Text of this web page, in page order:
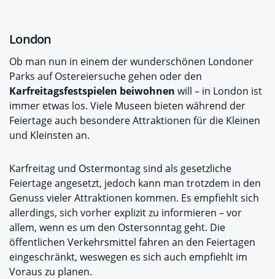
London
Ob man nun in einem der wunderschönen Londoner
Parks auf Ostereiersuche gehen oder den
Karfreitagsfestspielen beiwohnen will – in London ist
immer etwas los. Viele Museen bieten während der
Feiertage auch besondere Attraktionen für die Kleinen
und Kleinsten an.
Karfreitag und Ostermontag sind als gesetzliche
Feiertage angesetzt, jedoch kann man trotzdem in den
Genuss vieler Attraktionen kommen. Es empfiehlt sich
allerdings, sich vorher explizit zu informieren – vor
allem, wenn es um den Ostersonntag geht. Die
öffentlichen Verkehrsmittel fahren an den Feiertagen
eingeschränkt, weswegen es sich auch empfiehlt im
Voraus zu planen.